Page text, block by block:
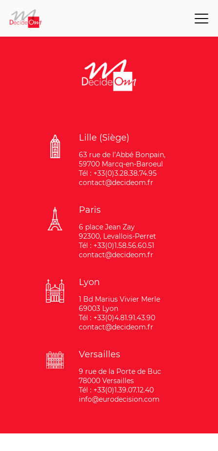
Lille (Siège)
63 rue de l’Abbé Bonpain,
59700 Marcq-en-Baroeul
Tél : +33(0)3.28.38.74.95
contact@decideom.fr
Paris
6 place Jean Zay
92300, Levallois-Perret
Tél : +33(0)1.58.56.60.51
contact@decideom.fr
Lyon
1 Bd Marius Vivier Merle
69003 Lyon
Tél : +33(0)4.81.91.43.90
contact@decideom.fr
Versailles
9 rue de la Porte de Buc
78000 Versailles
Tél : +33(0)1.39.07.12.40
info@eurodecision.com